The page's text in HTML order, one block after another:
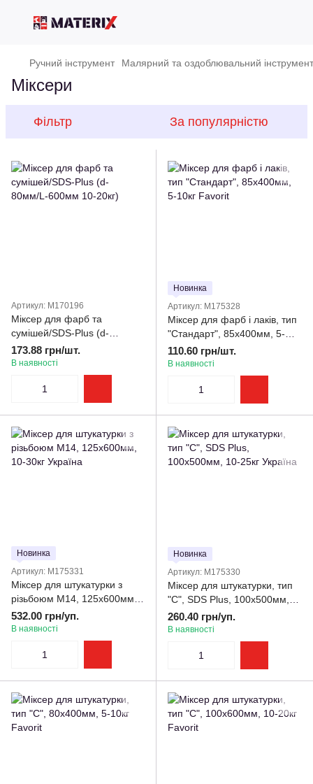
Ручний інструмент Малярний та оздоблювальний інструмент
Міксери
Фільтр За популярністю
Артикул: M170196
Міксер для фарб та
сумішей/SDS-Plus (d-
80мм/L-600мм 10-20кг)
173.88 грн/шт.
В наявності
Новинка
Артикул: M175328
Міксер для фарб і лаків, тип
"Стандарт", 85х400мм, 5-
10кг Favorit
110.60 грн/шт.
В наявності
Новинка
Артикул: M175331
Міксер для штукатурки з
різьбоюм М14, 125х600мм,
10-30кг Україна
532.00 грн/уп.
В наявності
Новинка
Артикул: M175330
Міксер для штукатурки, тип
"C", SDS Plus, 100х500мм,
10-25кг Україна
260.40 грн/уп.
В наявності